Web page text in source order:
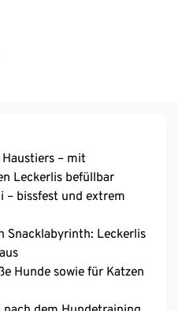
– mit
Leckerlis befüllbar
– bissfest und extrem
Snacklabyrinth: Leckerlis
Hunde sowie für Katzen